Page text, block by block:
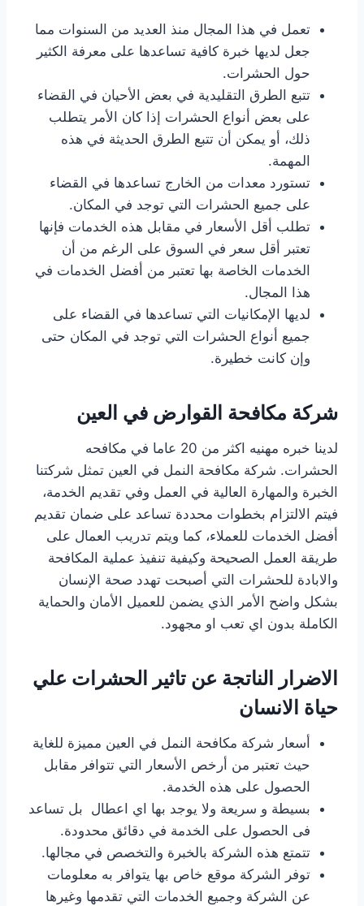
تعمل في هذا المجال منذ العديد من السنوات مما
جعل لديها خبرة كافية تساعدها على معرفة الكثير
حول الحشرات.
تتبع الطرق التقليدية في بعض الأحيان في القضاء
على بعض أنواع الحشرات إذا كان الأمر يتطلب
ذلك، أو يمكن أن تتبع الطرق الحديثة في هذه
المهمة.
تستورد معدات من الخارج تساعدها في القضاء
على جميع الحشرات التي توجد في المكان.
تطلب أقل الأسعار في مقابل هذه الخدمات فإنها
تعتبر أقل سعر في السوق على الرغم من أن
الخدمات الخاصة بها تعتبر من أفضل الخدمات في
هذا المجال.
لديها الإمكانيات التي تساعدها في القضاء على
جميع أنواع الحشرات التي توجد في المكان حتى
وإن كانت خطيرة.
شركة مكافحة القوارض في العين
لدينا خبره مهنيه اكثر من 20 عاما في مكافحه
الحشرات. شركة مكافحة النمل في العين تمثل شركتنا
الخبرة والمهارة العالية في العمل وفي تقديم الخدمة،
فيتم الالتزام بخطوات محددة تساعد على ضمان تقديم
أفضل الخدمات للعملاء، كما ويتم تدريب العمال على
طريقة العمل الصحيحة وكيفية تنفيذ عملية المكافحة
والابادة للحشرات التي أصبحت تهدد صحة الإنسان
بشكل واضح الأمر الذي يضمن للعميل الأمان والحماية
الكاملة بدون اي تعب او مجهود.
الاضرار الناتجة عن تاثير الحشرات علي
حياة الانسان
أسعار شركة مكافحة النمل في العين مميزة للغاية
حيث تعتبر من أرخص الأسعار التي تتوافر مقابل
الحصول على هذه الخدمة.
بسيطة و سريعة ولا يوجد بها اي اعطال بل تساعد
فى الحصول على الخدمة في دقائق محدودة.
تتمتع هذه الشركة بالخبرة والتخصص في مجالها.
توفر الشركة موقع خاص بها يتوافر به معلومات
عن الشركة وجميع الخدمات التي تقدمها وغيرها